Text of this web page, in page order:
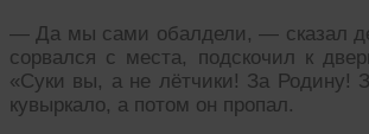
— Да мы сами обалдели, — сказал
сорвался с места, подскочил к
«Суки вы, а не лётчики! За Родину!
кувыркало, а потом он пропал.